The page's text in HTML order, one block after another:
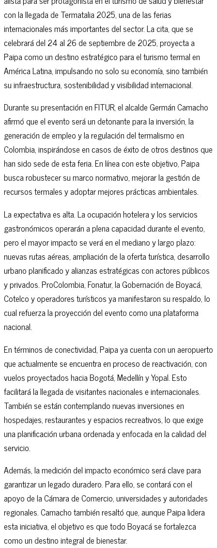
con la llegada de Termatalia 2025, una de las ferias
internacionales más importantes del sector. La cita, que se
celebrará del 24 al 26 de septiembre de 2025, proyecta a
Paipa como un destino estratégico para el turismo termal en
América Latina, impulsando no solo su economía, sino también
su infraestructura, sostenibilidad y visibilidad internacional.
Durante su presentación en FITUR, el alcalde Germán Camacho
afirmó que el evento será un detonante para la inversión, la
generación de empleo y la regulación del termalismo en
Colombia, inspirándose en casos de éxito de otros destinos que
han sido sede de esta feria. En línea con este objetivo, Paipa
busca robustecer su marco normativo, mejorar la gestión de
recursos termales y adoptar mejores prácticas ambientales.
La expectativa es alta. La ocupación hotelera y los servicios
gastronómicos operarán a plena capacidad durante el evento,
pero el mayor impacto se verá en el mediano y largo plazo:
nuevas rutas aéreas, ampliación de la oferta turística, desarrollo
urbano planificado y alianzas estratégicas con actores públicos
y privados. ProColombia, Fonatur, la Gobernación de Boyacá,
Cotelco y operadores turísticos ya manifestaron su respaldo, lo
cual refuerza la proyección del evento como una plataforma
nacional.
En términos de conectividad, Paipa ya cuenta con un aeropuerto
que actualmente se encuentra en proceso de reactivación, con
vuelos proyectados hacia Bogotá, Medellín y Yopal. Esto
facilitará la llegada de visitantes nacionales e internacionales.
También se están contemplando nuevas inversiones en
hospedajes, restaurantes y espacios recreativos, lo que exige
una planificación urbana ordenada y enfocada en la calidad del
servicio.
Además, la medición del impacto económico será clave para
garantizar un legado duradero. Para ello, se contará con el
apoyo de la Cámara de Comercio, universidades y autoridades
regionales. Camacho también resaltó que, aunque Paipa lidera
esta iniciativa, el objetivo es que todo Boyacá se fortalezca
como un destino integral de bienestar.